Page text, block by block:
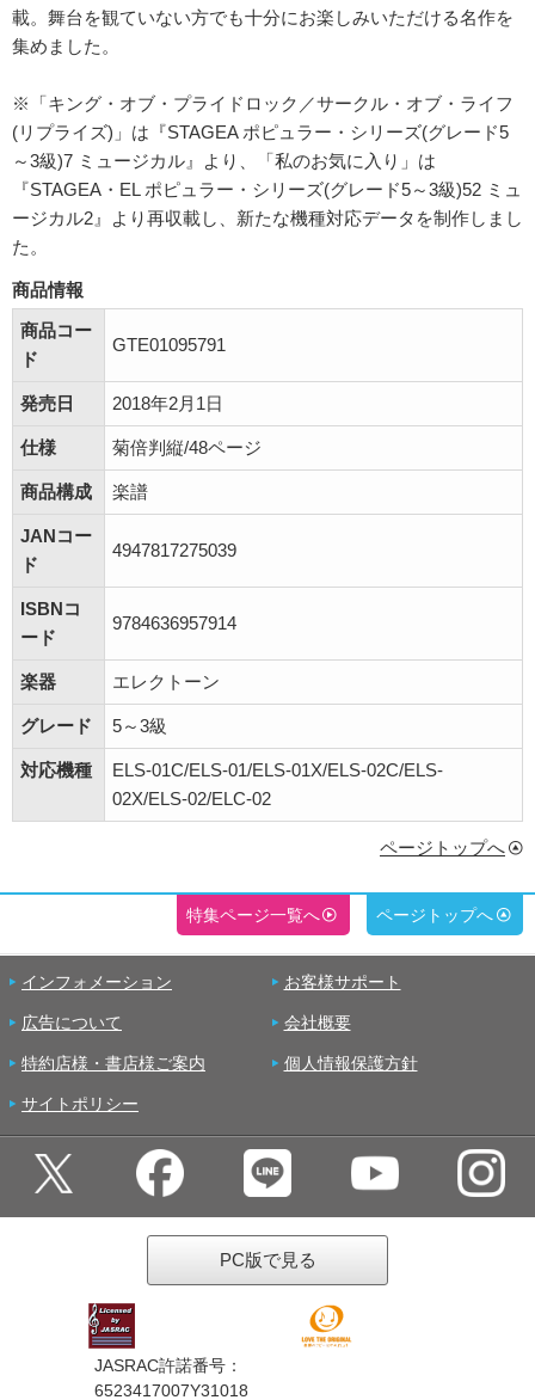
載。舞台を観ていない方でも十分にお楽しみいただける名作を
集めました。
※「キング・オブ・プライドロック／サークル・オブ・ライフ
(リプライズ)」は『STAGEA ポピュラー・シリーズ(グレード5
～3級)7 ミュージカル』より、「私のお気に入り」は
『STAGEA・EL ポピュラー・シリーズ(グレード5～3級)52 ミュ
ージカル2』より再収載し、新たな機種対応データを制作しまし
た。
商品情報
商品コー
ド
GTE01095791
発売日 2018年2月1日
仕様 菊倍判縦/48ページ
商品構成 楽譜
JANコー
ド
4947817275039
ISBNコ
ード
9784636957914
楽器 エレクトーン
グレード 5～3級
対応機種
ELS-01C/ELS-01/ELS-01X/ELS-02C/ELS-
02X/ELS-02/ELC-02
ページトップへ
特集ページ一覧へ ページトップへ
インフォメーション お客様サポート
広告について 会社概要
特約店様・書店様ご案内 個人情報保護方針
サイトポリシー
PC版で見る
JASRAC許諾番号：
6523417007Y31018